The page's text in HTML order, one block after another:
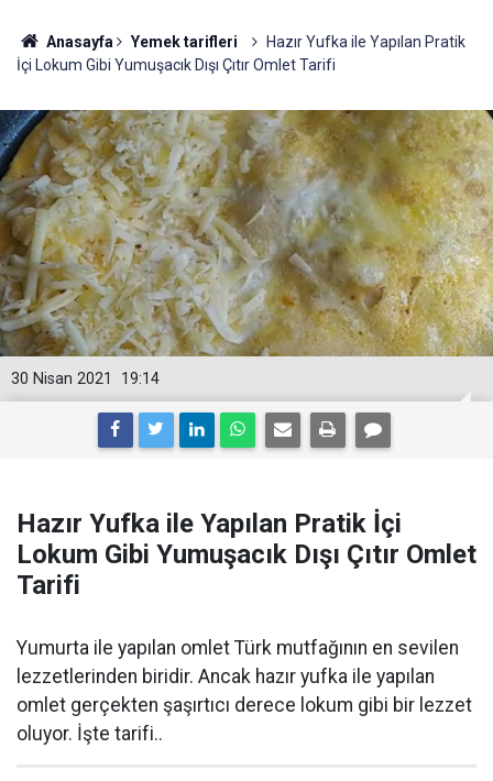
Anasayfa Yemek tarifleri
Hazır Yufka ile Yapılan Pratik
İçi Lokum Gibi Yumuşacık Dışı Çıtır Omlet Tarifi
19:14
30 Nisan 2021
Hazır Yufka ile Yapılan Pratik İçi
Lokum Gibi Yumuşacık Dışı Çıtır Omlet
Tarifi
Yumurta ile yapılan omlet Türk mutfağının en sevilen
lezzetlerinden biridir. Ancak hazır yufka ile yapılan
omlet gerçekten şaşırtıcı derece lokum gibi bir lezzet
oluyor. İşte tarifi..